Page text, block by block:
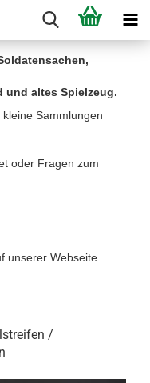
und altes Spielzeug.
Sammlungen
oder Fragen zum
unserer Webseite
/